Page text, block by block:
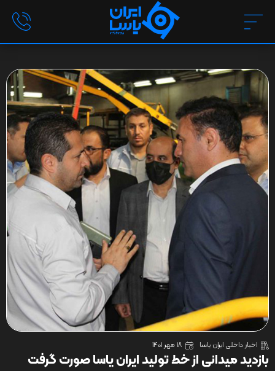
اخبار داخلی ایران یاسا 18 مهر 1401
بازدید میدانی از خط تولید ایران یاسا صورت گرفت